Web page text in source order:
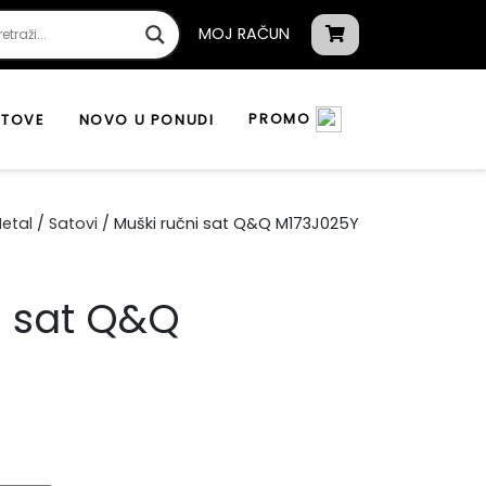
MOJ RAČUN
NOVO U PONUDI PROMO
/ Satovi / Muški ručni sat Q&Q M173J025Y
Q&Q